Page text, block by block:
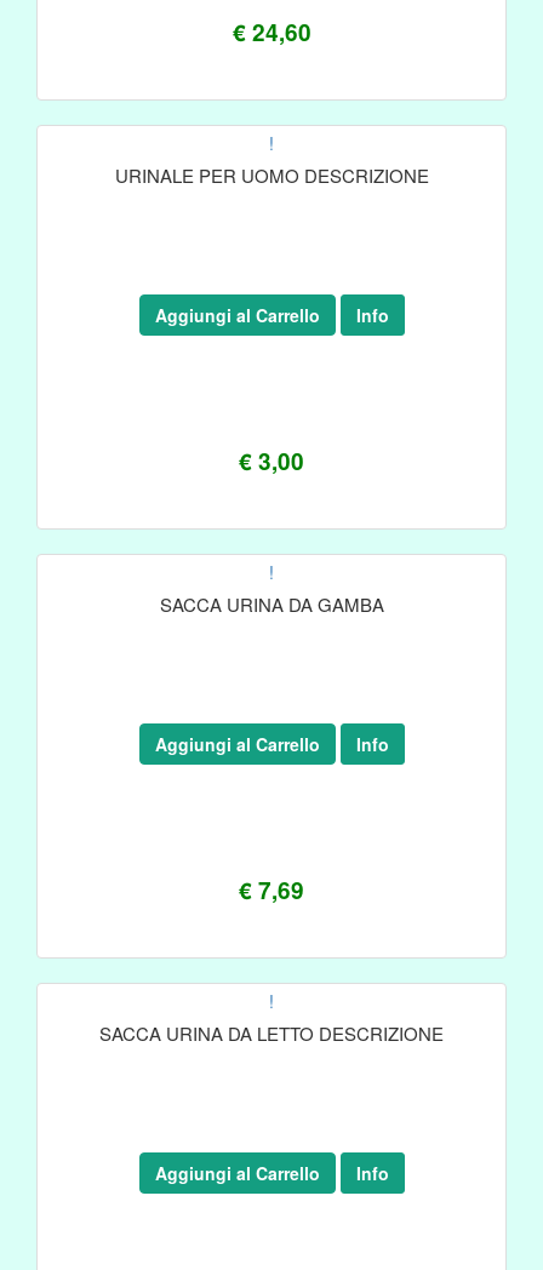
€ 24,60
!
URINALE PER UOMO DESCRIZIONE
€ 3,00
Aggiungi al Carrello Info
!
SACCA URINA DA GAMBA
€ 7,69
Aggiungi al Carrello Info
!
SACCA URINA DA LETTO DESCRIZIONE
Aggiungi al Carrello Info